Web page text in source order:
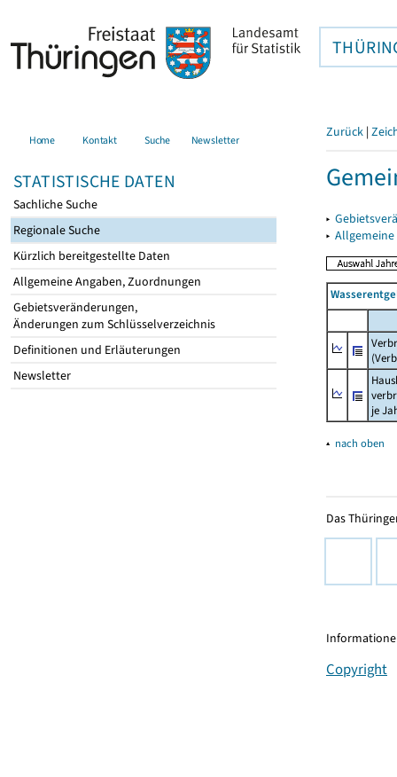
Home Kontakt Suche Newsletter
STATISTISCHE DATEN
Sachliche Suche
Regionale Suche
Kürzlich bereitgestellte Daten
Allgemeine Angaben, Zuordnungen
Gebietsveränderungen,
Änderungen zum Schlüsselverzeichnis
Definitionen und Erläuterungen
Newsletter
Zurück |
▸
▸
je
▴ nach oben
Das
Copyright